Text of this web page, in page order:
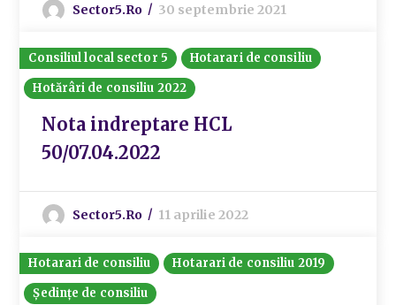
Sector5.ro 30 septembrie 2021
Consiliul local sector 5
Hotarari de consiliu
Hotărâri de consiliu 2022
Nota indreptare HCL
50/07.04.2022
Sector5.ro 11 aprilie 2022
Hotarari de consiliu
Hotarari de consiliu 2019
Ședințe de consiliu